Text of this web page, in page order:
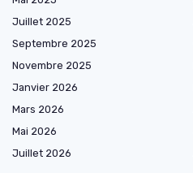
Juillet 2025
Septembre 2025
Novembre 2025
Janvier 2026
Mars 2026
Mai 2026
Juillet 2026